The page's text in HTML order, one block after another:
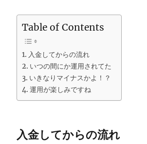
Table of Contents
入金してからの流れ
いつの間にか運用されてた
いきなりマイナスかよ！？
運用が楽しみですね
入金してからの流れ